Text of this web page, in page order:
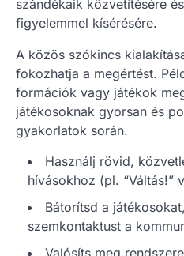
szándékaik közvetítésére
figyelemmel kísérésére.
A közös szókincs
fokozhatja a megértést.
formációk vagy játékok
játékosoknak gyorsan és
gyakorlatok során.
Használj rövid,
hívásokhoz (pl. “Váltás!”
Bátorítsd a
szemkontaktust a